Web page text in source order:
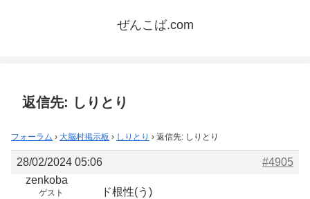
ぜんこば.com
返信先: しりとり
フォーラム › 大脳村掲示板 › しりとり › 返信先: しりとり
28/02/2024 05:06
#4905
zenkoba
ゲスト ド根性(う)